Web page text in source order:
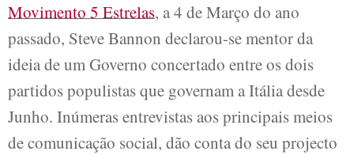
Movimento 5 Estrelas, a 4 de Março do ano
passado, Steve Bannon declarou-se mentor da
ideia de um Governo concertado entre os dois
partidos populistas que governam a Itália desde
Junho. Inúmeras entrevistas aos principais meios
de comunicação social, dão conta do seu projecto